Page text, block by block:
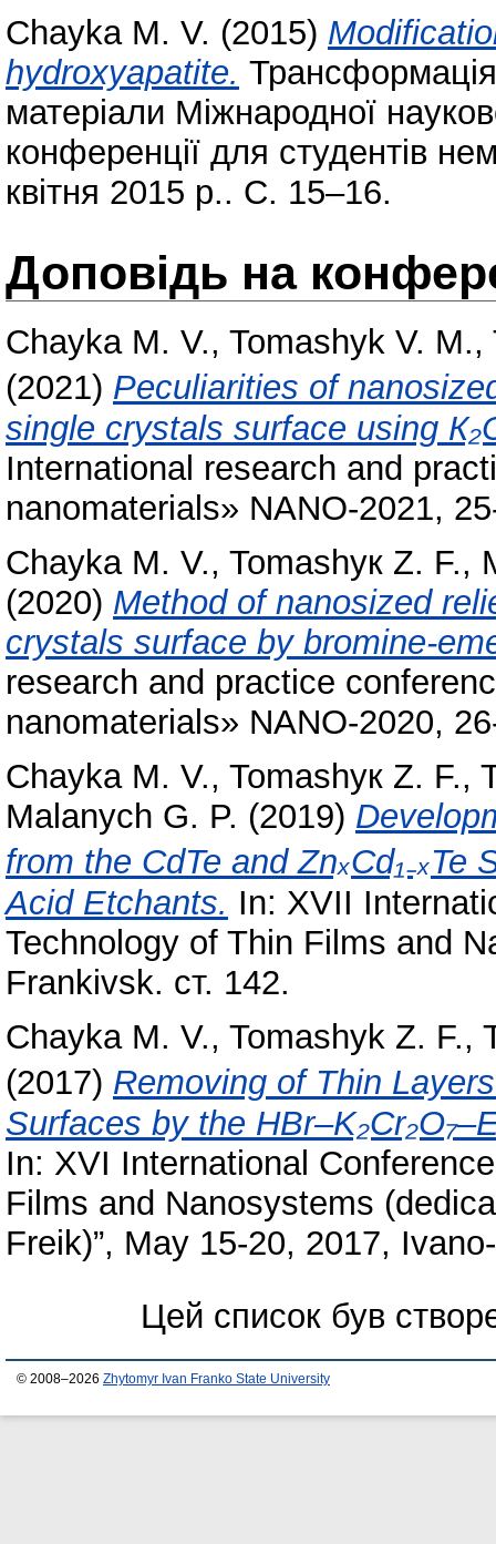
Chayka M. V. (2015)
hydroxyapatite.
матеріали Міжнародної
конференції для студентів
квітня 2015 р.. С. 15–16.
Доповідь на
Chayka M. V., Tomashyk V. M.,
(2021) Peculiarities of
single crystals surface using
International research and
nanomaterials» NANO-2021,
Chayka M. V., Tomashyк Z. F.,
(2020) Method of nanosized
crystals surface by bromine-
research and practice
nanomaterials» NANO-2020,
Chayka M. V., Tomashyк Z. F.,
Malanych G. P. (2019)
from the CdTe and
Acid Etchants. In: XVII
Technology of Thin Films and
Frankivsk. ст. 142.
Chayka M. V., Tomashyk Z. F.,
(2017) Removing of Thin
Surfaces by the
In: XVI International
Films and Nanosystems
Freik)”, May 15-20, 2017,
Цей список був
© 2008–2026 Zhytomyr Ivan Franko State University